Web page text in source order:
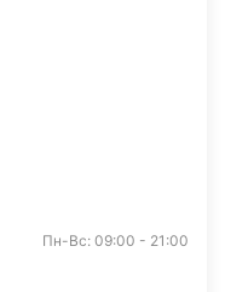
Пн-Вс: 09:00 - 21:00